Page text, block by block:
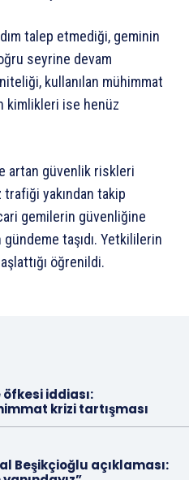
talep etmediği, geminin
seyrine devam
niteliği, kullanılan mühimmat
kimlikleri ise henüz
artan güvenlik riskleri
yakından takip
gemilerin güvenliğine
taşıdı. Yetkililerin
öğrenildi.
öfkesi iddiası:
krizi tartışması
Beşikçioğlu açıklaması: